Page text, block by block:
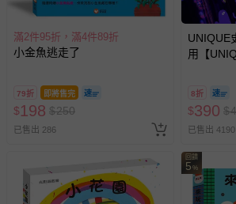
針對滿件折/滿額贈…等活動，如因部
留商品未達活動門檻，將以原價計算
回。
部分商品依據消費者保護法的規定，不
豫期範圍：
易於腐敗、保存期限較短或解約時
客製化商品（例如客製生日書、
報紙、期刊或雜誌（惟書籍如經拆
滿2件95折，滿4件89折
小金魚逃走了
79折 即將售完
$198 $250
已售出 286
UNIQUE
用【
訂單編
人小孩均
8折
$390 $
已售出 4190
回饋
5 %